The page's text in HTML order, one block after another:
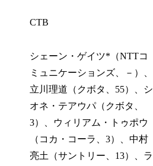
CTB
シェーン・ゲイツ*（NTTコ
ミュニケーションズ、－）、
立川理道（クボタ、55）、シ
オネ・テアウパ（クボタ、
3）、ウィリアム・トゥポウ
（コカ・コーラ、3）、中村
亮土（サントリー、13）、ラ